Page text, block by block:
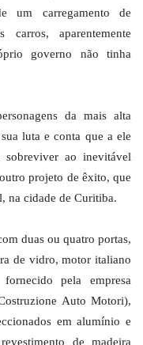
um carregamento de
aparentemente
governo não tinha
da mais alta
luta e conta que a ele
sobreviver ao inevitável
projeto de êxito, que
na cidade de Curitiba.
duas ou quatro portas,
de vidro, motor italiano
pela empresa
Auto Motori),
em alumínio e
de madeira